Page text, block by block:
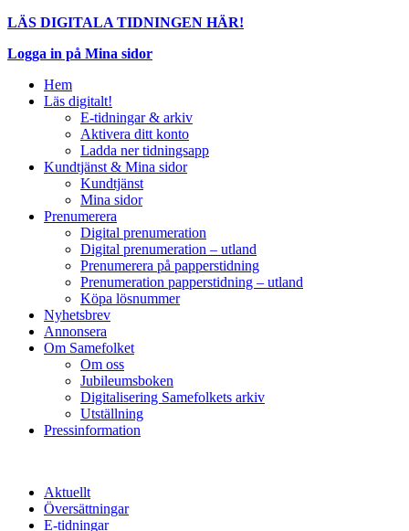
LÄS DIGITALA TIDNINGEN HÄR!
Logga in på Mina sidor
Hem
Läs digitalt!
E-tidningar & arkiv
Aktivera ditt konto
Ladda ner tidningsapp
Kundtjänst & Mina sidor
Kundtjänst
Mina sidor
Prenumerera
Digital prenumeration
Digital prenumeration – utland
Prenumerera på papperstidning
Prenumeration papperstidning – utland
Köpa lösnummer
Nyhetsbrev
Annonsera
Om Samefolket
Om oss
Jubileumsboken
Digitalisering Samefolkets arkiv
Utställning
Pressinformation
Aktuellt
Översättningar
E-tidningar